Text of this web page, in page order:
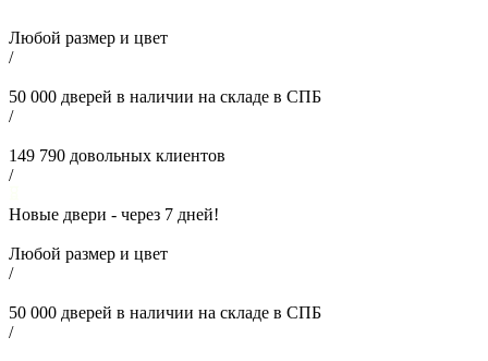
Любой размер и цвет
/
50 000 дверей в наличии на складе в СПБ
/
149 790 довольных клиентов
/
Новые двери - через 7 дней!
Любой размер и цвет
/
50 000 дверей в наличии на складе в СПБ
/